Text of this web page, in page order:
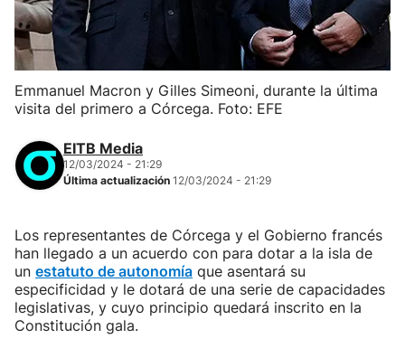
Emmanuel Macron y Gilles Simeoni, durante la última
visita del primero a Córcega. Foto: EFE
EITB Media
12/03/2024 - 21:29
Última actualización 12/03/2024 - 21:29
Los representantes de Córcega y el Gobierno francés
han llegado a un acuerdo con para dotar a la isla de
un estatuto de autonomía que asentará su
especificidad y le dotará de una serie de capacidades
legislativas, y cuyo principio quedará inscrito en la
Constitución gala.